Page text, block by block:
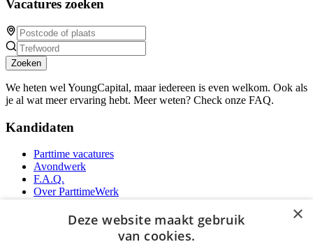
Vacatures zoeken
Zoeken
We heten wel YoungCapital, maar iedereen is even welkom. Ook als
je al wat meer ervaring hebt. Meer weten? Check onze FAQ.
Kandidaten
Parttime vacatures
Avondwerk
F.A.Q.
Over ParttimeWerk
YoungCapital Android App
×
Deze website maakt gebruik
van cookies.